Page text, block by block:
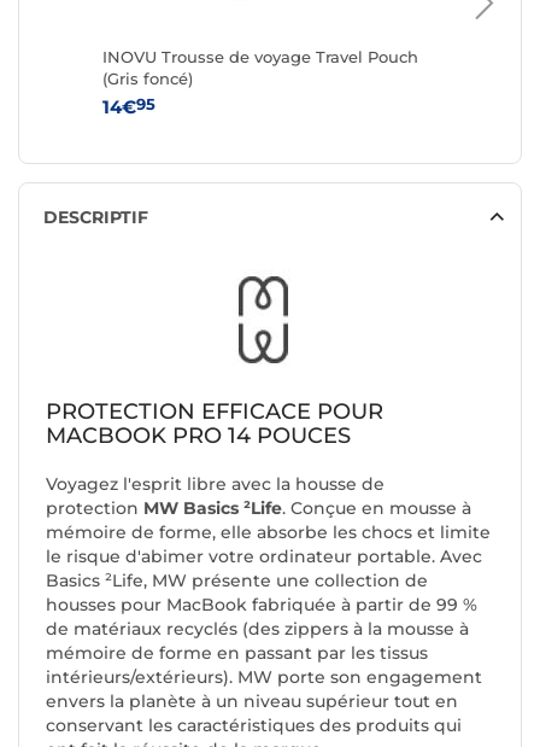
INOVU Trousse de voyage Travel Pouch
(Gris foncé)
14€95
DESCRIPTIF
PROTECTION EFFICACE POUR
MACBOOK PRO 14 POUCES
Voyagez l'esprit libre avec la housse de
protection MW Basics ²Life. Conçue en mousse à
mémoire de forme, elle absorbe les chocs et limite
le risque d'abimer votre ordinateur portable. Avec
Basics ²Life, MW présente une collection de
housses pour MacBook fabriquée à partir de 99 %
de matériaux recyclés (des zippers à la mousse à
mémoire de forme en passant par les tissus
intérieurs/extérieurs). MW porte son engagement
envers la planète à un niveau supérieur tout en
conservant les caractéristiques des produits qui